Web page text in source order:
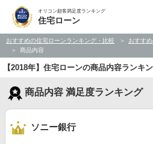
オリコン顧客満足度ランキング
住宅ローン
おすすめの住宅ローンランキング・比較
おすす
商品内容
【2018年】住宅ローンの商品内容ランキ
商品内容 満足度ランキング
ソニー銀行